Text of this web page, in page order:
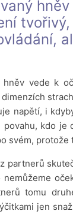
hněv vede k
napětí, i
povahu, kdo je
svém, protože
partnerů
tomu
jen